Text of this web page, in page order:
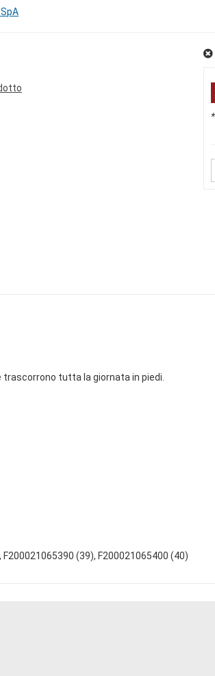
SpA
tutta la giornata in piedi.
(39), F200021065400 (40)